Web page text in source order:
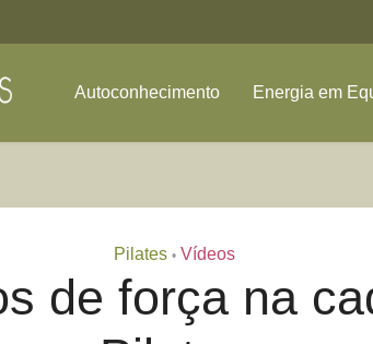
Autoconhecimento Energia em
Pilates • Vídeos
de força na